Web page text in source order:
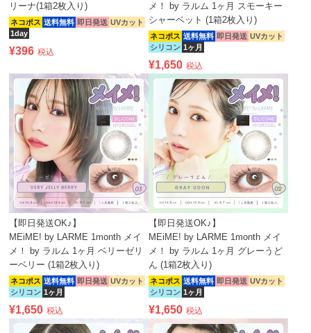
リーナ(1箱2枚入り)
ネコポス 送料無料 即日発送 UVカット
1day
¥396 税込
メ！ by ラルム 1ヶ月 スモーキー
シャーベット (1箱2枚入り)
ネコポス 送料無料 即日発送 UVカット
シリコン 1ヶ月
¥1,650 税込
【即日発送OK♪】
MEiME! by LARME 1month メイ
メ！ by ラルム 1ヶ月 ベリーゼリ
ーベリー (1箱2枚入り)
ネコポス 送料無料 即日発送 UVカット
シリコン 1ヶ月
¥1,650 税込
【即日発送OK♪】
MEiME! by LARME 1month メイ
メ！ by ラルム 1ヶ月 グレーうど
ん (1箱2枚入り)
ネコポス 送料無料 即日発送 UVカット
シリコン 1ヶ月
¥1,650 税込